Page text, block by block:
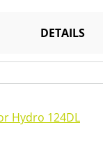
DETAILS